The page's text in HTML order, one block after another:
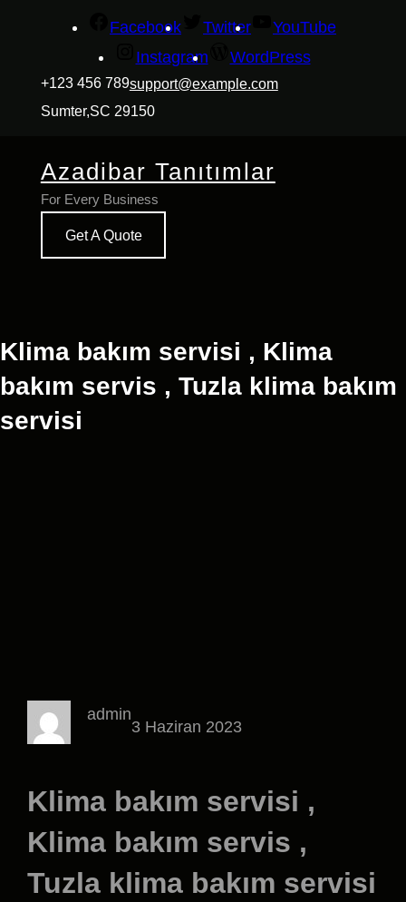
Facebook Twitter
YouTube
Instagram
WordPress
+123 456 789support@example.com
Sumter,SC 29150
Azadibar Tanıtımlar
For Every Business
Get A Quote
Klima bakım servisi , Klima
bakım servis , Tuzla klima bakım
servisi
admin
3 Haziran 2023
Klima bakım servisi ,
Klima bakım servis ,
Tuzla klima bakım servisi